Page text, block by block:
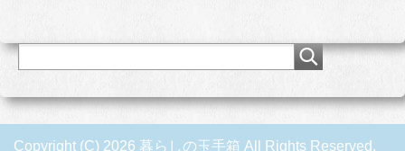
Copyright (C) 2026 暮らしの玉手箱 All Rights Reserved.